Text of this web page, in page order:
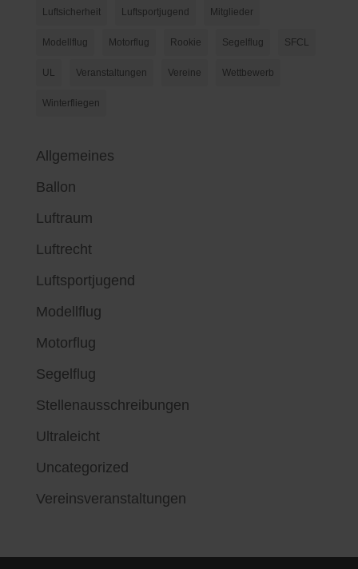
Luftsicherheit Luftsportjugend Mitglieder
Modellflug Motorflug Rookie Segelflug SFCL
UL Veranstaltungen Vereine Wettbewerb
Winterfliegen
Allgemeines
Ballon
Luftraum
Luftrecht
Luftsportjugend
Modellflug
Motorflug
Segelflug
Stellenausschreibungen
Ultraleicht
Uncategorized
Vereinsveranstaltungen